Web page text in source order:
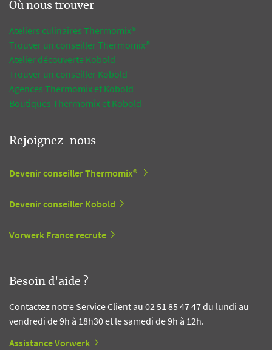
Où nous trouver
Ateliers culinaires Thermomix®
Trouver un conseiller Thermomix®
Atelier découverte Kobold
Trouver un conseiller Kobold
Agences Thermomix et Kobold
Boutiques Thermomix et Kobold
Rejoignez-nous
Devenir conseiller Thermomix®
Devenir conseiller Kobold
Vorwerk France recrute
Besoin d'aide ?
Contactez notre Service Client au 02 51 85 47 47 du lundi au
vendredi de 9h à 18h30 et le samedi de 9h à 12h.
Assistance Vorwerk